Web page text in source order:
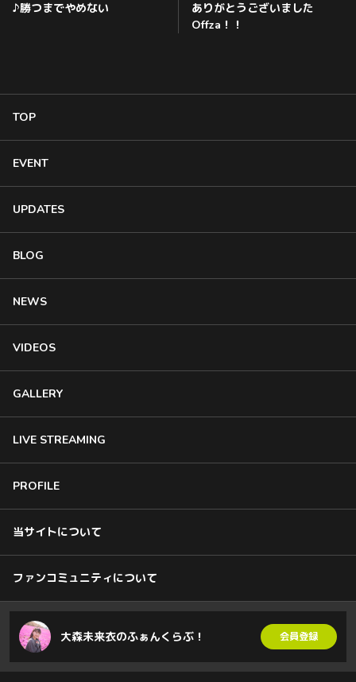
♪勝つまでやめない
ありがとうございました
Offza！！
TOP
EVENT
UPDATES
BLOG
NEWS
VIDEOS
GALLERY
LIVE STREAMING
PROFILE
当サイトについて
ファンコミュニティについて
大森未来衣のふぁんくらぶ！ 会員登録